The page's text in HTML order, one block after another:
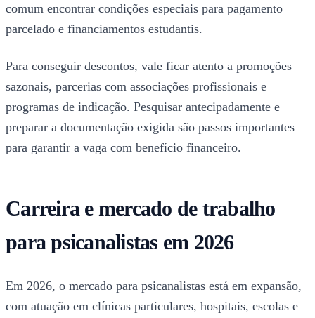
comum encontrar condições especiais para pagamento
parcelado e financiamentos estudantis.
Para conseguir descontos, vale ficar atento a promoções
sazonais, parcerias com associações profissionais e
programas de indicação. Pesquisar antecipadamente e
preparar a documentação exigida são passos importantes
para garantir a vaga com benefício financeiro.
Carreira e mercado de trabalho
para psicanalistas em 2026
Em 2026, o mercado para psicanalistas está em expansão,
com atuação em clínicas particulares, hospitais, escolas e